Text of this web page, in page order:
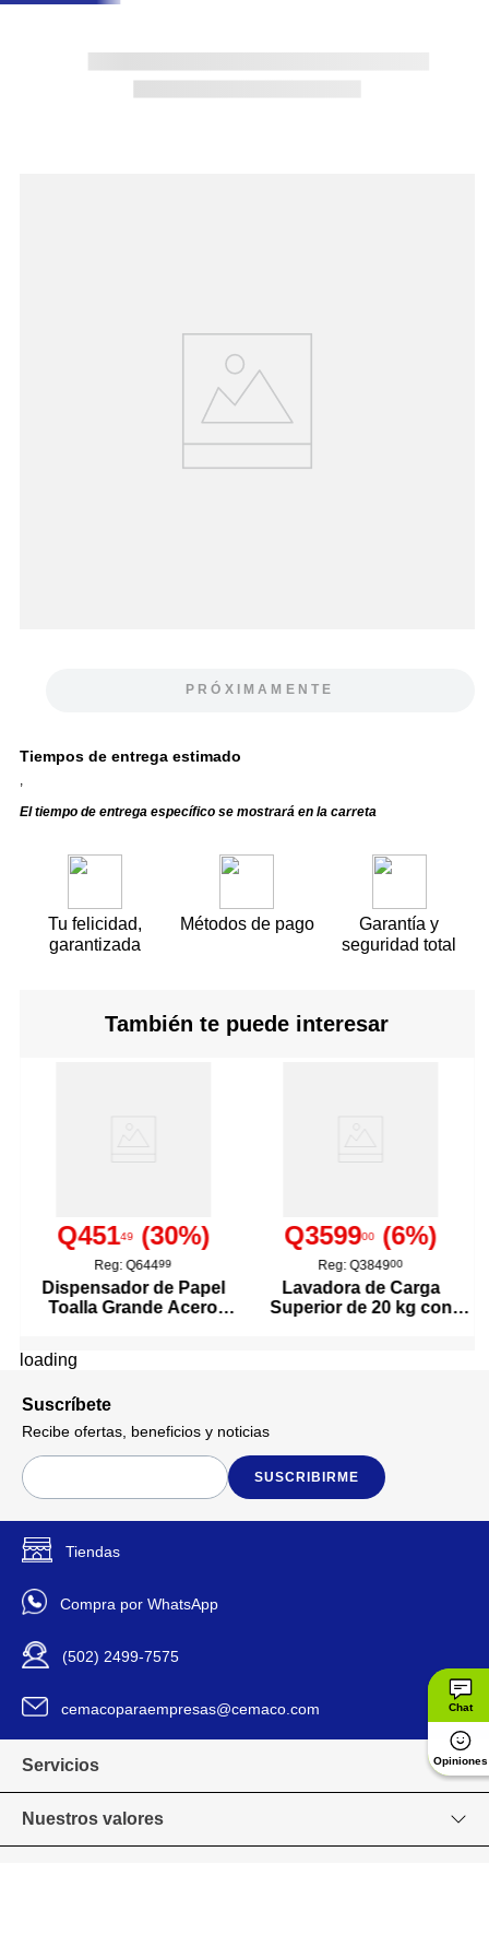
PRÓXIMAMENTE
Tiempos de entrega estimado
,
El tiempo de entrega específico se mostrará en la carreta
Tu felicidad,
garantizada
Métodos de pago
Garantía y
seguridad total
También te puede interesar
Q45149 (30%)
Reg: Q64499
Dispensador de Papel
Toalla Grande Acero
Q359900 (6%)
Reg: Q384900
Lavadora de Carga
Superior de 20 kg con
loading
Suscríbete
Recibe ofertas, beneficios y noticias
SUSCRIBIRME
Tiendas
Compra por WhatsApp
(502) 2499-7575
cemacoparaempresas@cemaco.com
Servicios
Nuestros valores
Chat
Opiniones